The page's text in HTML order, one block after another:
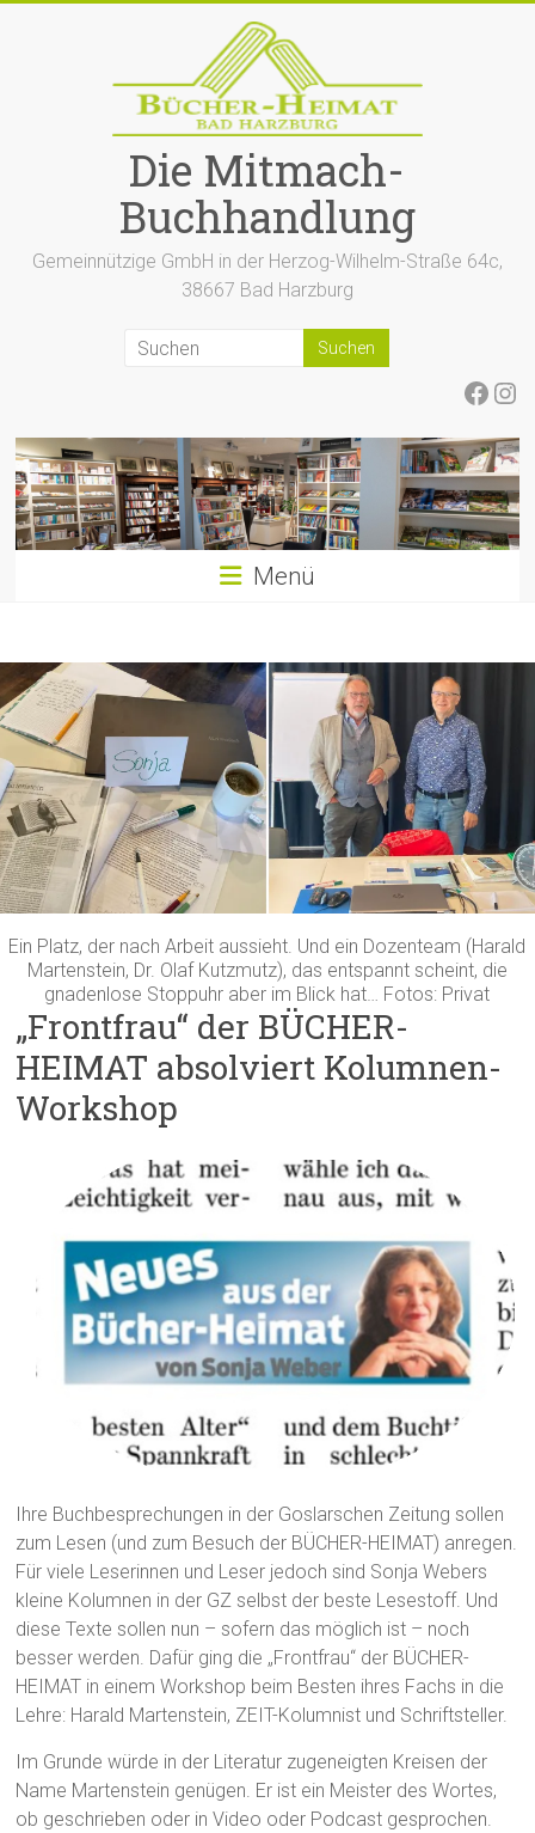
Die Mitmach-
Buchhandlung
Gemeinnützige GmbH in der Herzog-Wilhelm-Straße 64c,
38667 Bad Harzburg
Menü
Ein Platz, der nach Arbeit aussieht. Und ein Dozenteam (Harald
Martenstein, Dr. Olaf Kutzmutz), das entspannt scheint, die
gnadenlose Stoppuhr aber im Blick hat… Fotos: Privat
„Frontfrau“ der BÜCHER-
HEIMAT absolviert Kolumnen-
Workshop
Ihre Buchbesprechungen in der Goslarschen Zeitung sollen
zum Lesen (und zum Besuch der BÜCHER-HEIMAT) anregen.
Für viele Leserinnen und Leser jedoch sind Sonja Webers
kleine Kolumnen in der GZ selbst der beste Lesestoff. Und
diese Texte sollen nun – sofern das möglich ist – noch
besser werden. Dafür ging die „Frontfrau“ der BÜCHER-
HEIMAT in einem Workshop beim Besten ihres Fachs in die
Lehre: Harald Martenstein, ZEIT-Kolumnist und Schriftsteller.
Im Grunde würde in der Literatur zugeneigten Kreisen der
Name Martenstein genügen. Er ist ein Meister des Wortes,
ob geschrieben oder in Video oder Podcast gesprochen.